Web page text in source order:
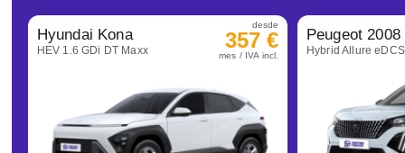
Hyundai Kona
HEV 1.6 GDi DT Maxx
desde
357 €
mes / IVA incl.
Peugeot 2008
Hybrid Allure